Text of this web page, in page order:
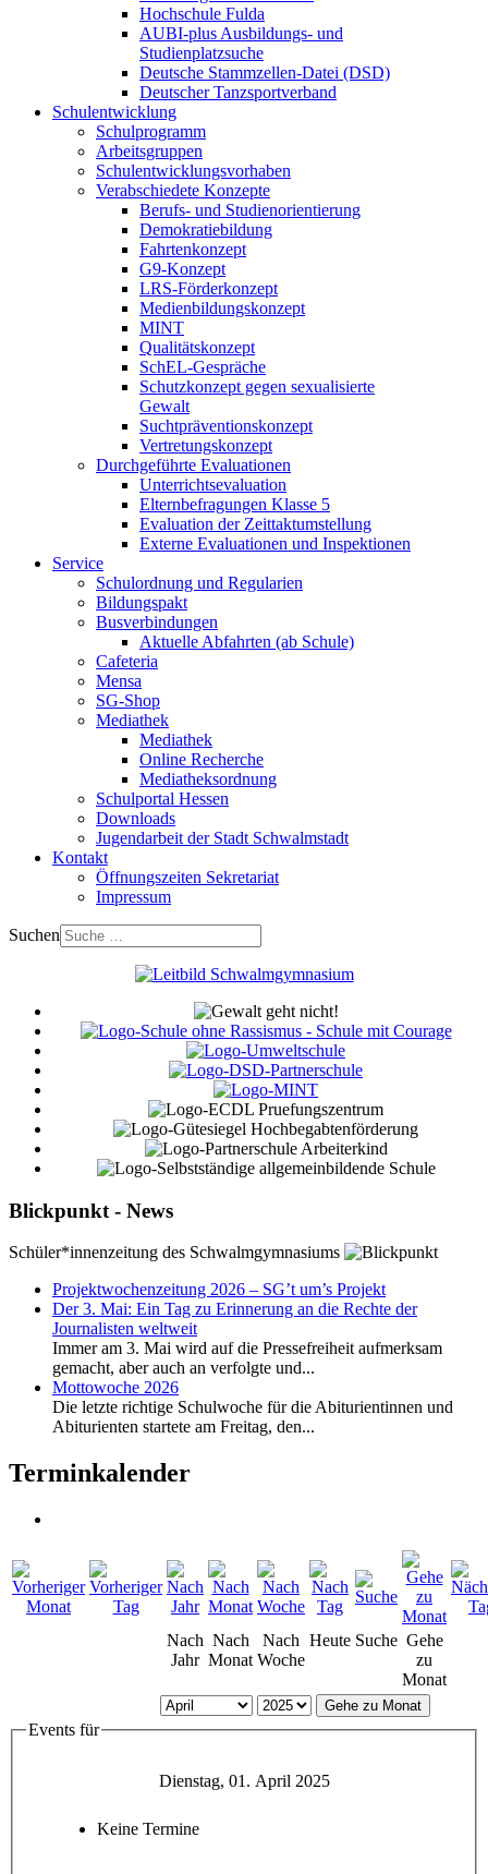
Hochschule Fulda
AUBI-plus Ausbildungs- und
Studienplatzsuche
Deutsche Stammzellen-Datei (DSD)
Deutscher Tanzsportverband
Schulentwicklung
Schulprogramm
Arbeitsgruppen
Schulentwicklungsvorhaben
Verabschiedete Konzepte
Berufs- und Studienorientierung
Demokratiebildung
Fahrtenkonzept
G9-Konzept
LRS-Förderkonzept
Medienbildungskonzept
MINT
Qualitätskonzept
SchEL-Gespräche
Schutzkonzept gegen sexualisierte
Gewalt
Suchtpräventionskonzept
Vertretungskonzept
Durchgeführte Evaluationen
Unterrichtsevaluation
Elternbefragungen Klasse 5
Evaluation der Zeittaktumstellung
Externe Evaluationen und Inspektionen
Service
Schulordnung und Regularien
Bildungspakt
Busverbindungen
Aktuelle Abfahrten (ab Schule)
Cafeteria
Mensa
SG-Shop
Mediathek
Mediathek
Online Recherche
Mediatheksordnung
Schulportal Hessen
Downloads
Jugendarbeit der Stadt Schwalmstadt
Kontakt
Öffnungszeiten Sekretariat
Impressum
Suchen
Blickpunkt - News
Schüler*innenzeitung des Schwalmgymnasiums
Projektwochenzeitung 2026 – SG’t um’s Projekt
Der 3. Mai: Ein Tag zu Erinnerung an die Rechte der
Journalisten weltweit
Immer am 3. Mai wird auf die Pressefreiheit aufmerksam
gemacht, aber auch an verfolgte und...
Mottowoche 2026
Die letzte richtige Schulwoche für die Abiturientinnen und
Abiturienten startete am Freitag, den...
Terminkalender
Nach
Jahr
Nach
Monat
Nach
Woche
Heute Suche Gehe
zu
Monat
Gehe zu Monat
Events für
Dienstag, 01. April 2025
Keine Termine